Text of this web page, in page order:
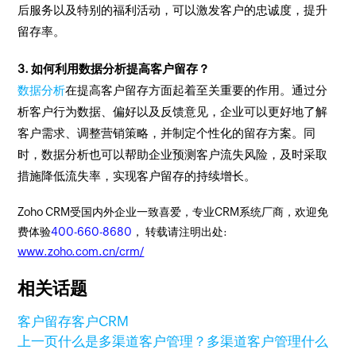
后服务以及特别的福利活动，可以激发客户的忠诚度，提升
留存率。
3. 如何利用数据分析提高客户留存？
数据分析在提高客户留存方面起着至关重要的作用。通过分
析客户行为数据、偏好以及反馈意见，企业可以更好地了解
客户需求、调整营销策略，并制定个性化的留存方案。同
时，数据分析也可以帮助企业预测客户流失风险，及时采取
措施降低流失率，实现客户留存的持续增长。
Zoho CRM受国内外企业一致喜爱，专业CRM系统厂商，欢迎免
费体验400-660-8680 ， 转载请注明出处:
www.zoho.com.cn/crm/
相关话题
客户留存客户CRM
上一页什么是多渠道客户管理？多渠道客户管理什么